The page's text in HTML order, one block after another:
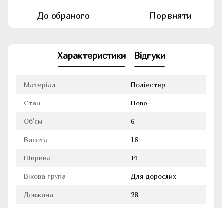
До обраного Порівняти
Характеристики Відгуки
Матеріал Поліестер
Стан Нове
Об'єм 6
Висота 16
Ширина 14
Вікова група Для дорослих
Довжина 28